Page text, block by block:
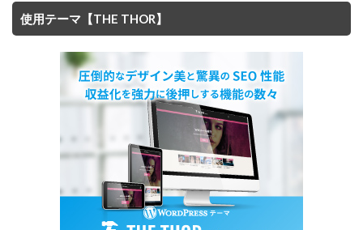
使用テーマ【THE THOR】